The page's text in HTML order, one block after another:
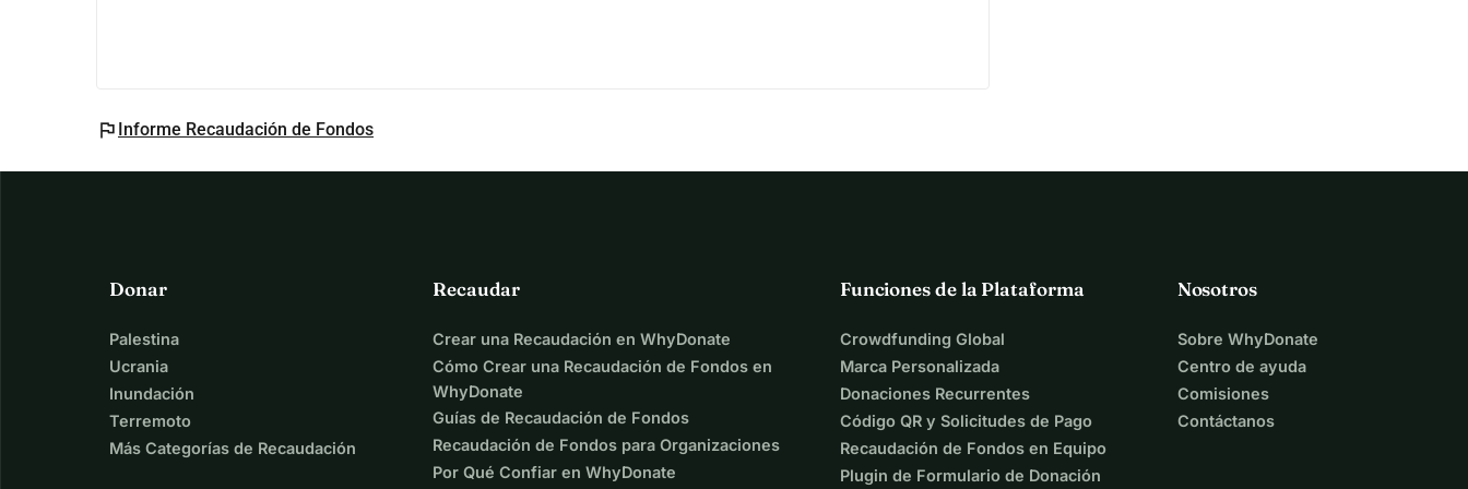
flag Informe Recaudación de Fondos
Donar
Palestina
Ucrania
Inundación
Terremoto
Más Categorías de Recaudación
Recaudar
Crear una Recaudación en WhyDonate
Cómo Crear una Recaudación de Fondos en
WhyDonate
Guías de Recaudación de Fondos
Recaudación de Fondos para Organizaciones
Por Qué Confiar en WhyDonate
Funciones de la Plataforma
Crowdfunding Global
Marca Personalizada
Donaciones Recurrentes
Código QR y Solicitudes de Pago
Recaudación de Fondos en Equipo
Plugin de Formulario de Donación
Nosotros
Sobre WhyDonate
Centro de ayuda
Comisiones
Contáctanos